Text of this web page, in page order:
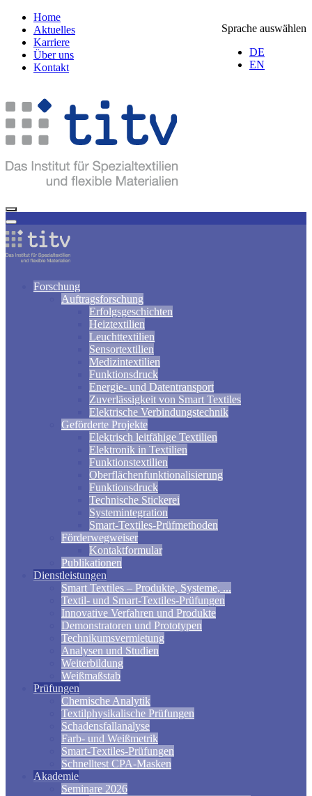
Sprache auswählen
DE
EN
Home
Aktuelles
Karriere
Über uns
Kontakt
Forschung
Auftragsforschung
Erfolgsgeschichten
Heiztextilien
Leuchttextilien
Sensortextilien
Medizintextilien
Funktionsdruck
Energie- und Datentransport
Zuverlässigkeit von Smart Textiles
Elektrische Verbindungstechnik
Geförderte Projekte
Elektrisch leitfähige Textilien
Elektronik in Textilien
Funktionstextilien
Oberflächenfunktionalisierung
Funktionsdruck
Technische Stickerei
Systemintegration
Smart-Textiles-Prüfmethoden
Förderwegweiser
Kontaktformular
Publikationen
Dienstleistungen
Smart Textiles – Produkte, Systeme, ...
Textil- und Smart-Textiles-Prüfungen
Innovative Verfahren und Produkte
Demonstratoren und Prototypen
Technikumsvermietung
Analysen und Studien
Weiterbildung
Weißmaßstab
Prüfungen
Chemische Analytik
Textilphysikalische Prüfungen
Schadensfallanalyse
Farb- und Weißmetrik
Smart-Textiles-Prüfungen
Schnelltest CPA-Masken
Akademie
Seminare 2026